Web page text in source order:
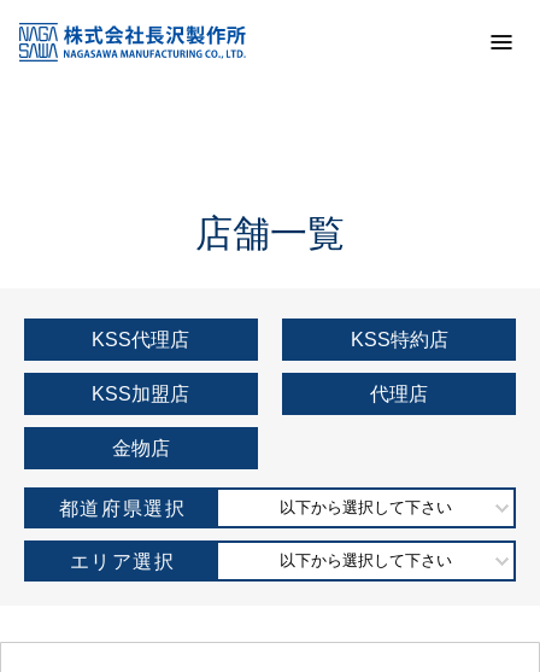
KSS加盟店・取扱店情報
店舗一覧
店舗一覧
KSS代理店 KSS特約店
KSS加盟店 代理店
金物店
都道府県選択 以下から選択して下さい
エリア選択 以下から選択して下さい